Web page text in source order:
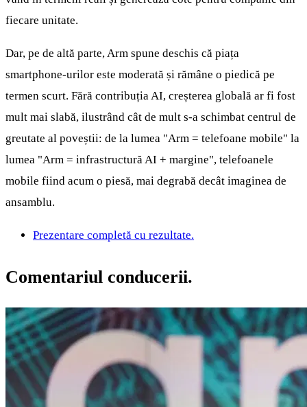
fiecare unitate.
Dar, pe de altă parte, Arm spune deschis că piața
smartphone-urilor este moderată și rămâne o piedică pe
termen scurt. Fără contribuția AI, creșterea globală ar fi fost
mult mai slabă, ilustrând cât de mult s-a schimbat centrul de
greutate al poveștii: de la lumea "Arm = telefoane mobile" la
lumea "Arm = infrastructură AI + margine", telefoanele
mobile fiind acum o piesă, mai degrabă decât imaginea de
ansamblu.
Prezentare completă cu rezultate.
Comentariul conducerii.